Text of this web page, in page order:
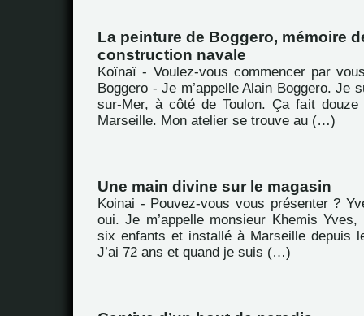
La peinture de Boggero, mémoire
construction navale
Koïnaï - Voulez-vous commencer par
Boggero - Je m’appelle Alain Boggero. Je
sur-Mer, à côté de Toulon. Ça fait
Marseille. Mon atelier se trouve au (…)
Une main divine sur le magasin
Koinai - Pouvez-vous vous présenter ?
oui. Je m’appelle monsieur Khemis
six enfants et installé à Marseille depuis
J’ai 72 ans et quand je suis (…)